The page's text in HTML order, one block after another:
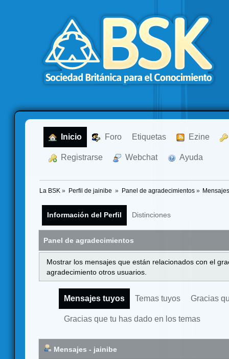
Inicio Foro Etiquetas Ezine
Registrarse Webchat Ayuda
La BSK » Perfil de jainibe » Panel de agradecimientos»
Información del Perfil Distinciones
Panel de agradecimientos
Mostrar los mensajes que están relacionados con el
agradecimiento otros usuarios.
Mensajes tuyos Temas tuyos Gracias
Gracias que tu has dado en los temas
Mensajes - jainibe